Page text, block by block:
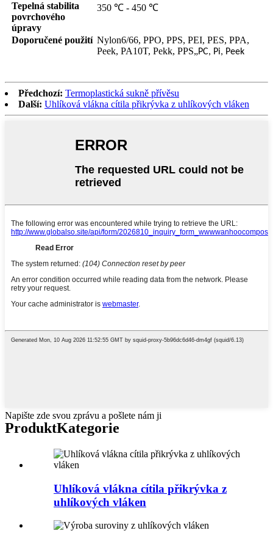
Tepelná stabilita
povrchového
úpravy
350 ℃ - 450 ℃
Doporučené použití Nylon6/66, PPO, PPS, PEI, PES, PPA,
Peek, PA10T, Pekk, PPS„PC, Pi, Peek
Předchozí: Termoplastická sukně přívěsu
Další: Uhlíková vlákna cítila přikrývka z uhlíkových vláken
Napište zde svou zprávu a pošlete nám ji
ProduktKategorie
Uhlíková vlákna cítila přikrývka z
uhlíkových vláken